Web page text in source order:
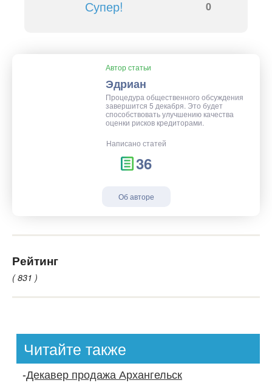
Супер! 0
Автор статьи
Эдриан
Процедура общественного обсуждения
завершится 5 декабря. Это будет
способствовать улучшению качества
оценки рисков кредиторами.
Написано статей
36
Об авторе
Рейтинг
( 831 )
Читайте также
-Декавер продажа Архангельск